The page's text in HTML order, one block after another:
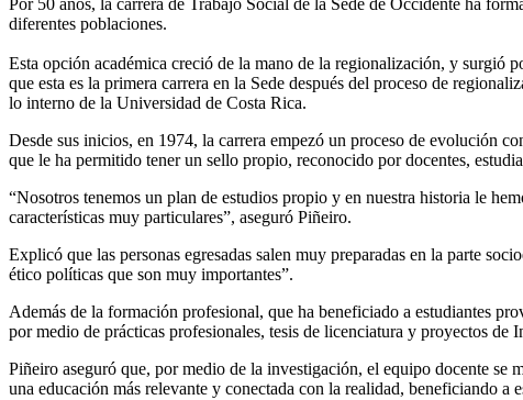
diferentes poblaciones.
Esta opción académica creció de la mano de la regionalización, y surgió
que esta es la primera carrera en la Sede después del proceso de
lo interno de la Universidad de Costa Rica.
Desde sus inicios, en 1974, la carrera empezó un proceso de evolución
que le ha permitido tener un sello propio, reconocido por docentes,
“Nosotros tenemos un plan de estudios propio y en nuestra historia le
características muy particulares”, aseguró Piñeiro.
Explicó que las personas egresadas salen muy preparadas en la parte
ético políticas que son muy importantes”.
Además de la formación profesional, que ha beneficiado a estudiantes
por medio de prácticas profesionales, tesis de licenciatura y proyectos de
Piñeiro aseguró que, por medio de la investigación, el equipo docente se
una educación más relevante y conectada con la realidad, beneficiando a